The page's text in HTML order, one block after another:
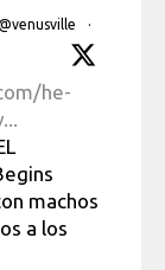
·
he-
machos
a los